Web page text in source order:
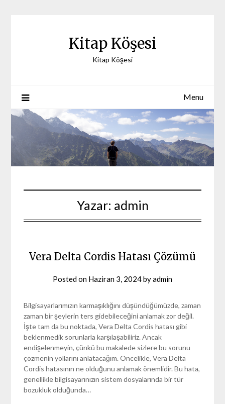
Kitap Köşesi
Kitap Köşesi
Menu
Yazar: admin
Vera Delta Cordis Hatası Çözümü
Posted on Haziran 3, 2024byadmin
Bilgisayarlarımızın karmaşıklığını düşündüğümüzde, zaman
zaman bir şeylerin ters gidebileceğini anlamak zor değil.
İşte tam da bu noktada, Vera Delta Cordis hatası gibi
beklenmedik sorunlarla karşılaşabiliriz. Ancak
endişelenmeyin, çünkü bu makalede sizlere bu sorunu
çözmenin yollarını anlatacağım. Öncelikle, Vera Delta
Cordis hatasının ne olduğunu anlamak önemlidir. Bu hata,
genellikle bilgisayarınızın sistem dosyalarında bir tür
bozukluk olduğunda…